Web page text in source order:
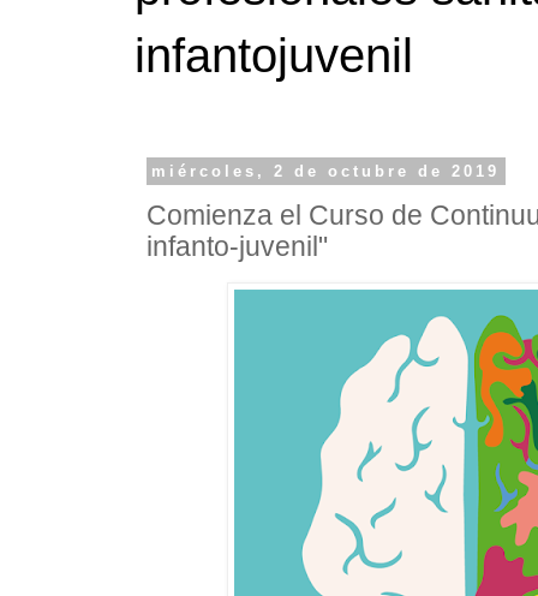
infantojuvenil
miércoles, 2 de octubre de 2019
Comienza el Curso de
infanto-juvenil"